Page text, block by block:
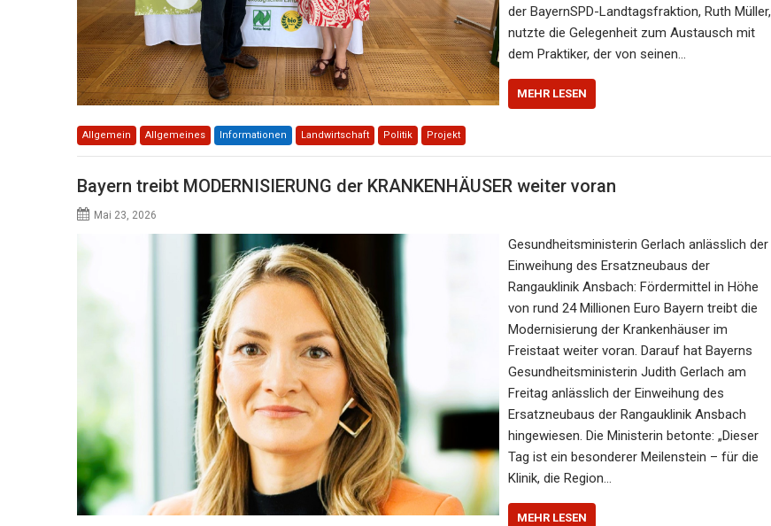
der BayernSPD-Landtagsfraktion, Ruth Müller,
nutzte die Gelegenheit zum Austausch mit
dem Praktiker, der von seinen…
MEHR LESEN
Allgemein Allgemeines Informationen Landwirtschaft Politik Projekt
Bayern treibt MODERNISIERUNG der KRANKENHÄUSER weiter voran
Mai 23, 2026
Gesundheitsministerin Gerlach anlässlich der
Einweihung des Ersatzneubaus der
Rangauklinik Ansbach: Fördermittel in Höhe
von rund 24 Millionen Euro Bayern treibt die
Modernisierung der Krankenhäuser im
Freistaat weiter voran. Darauf hat Bayerns
Gesundheitsministerin Judith Gerlach am
Freitag anlässlich der Einweihung des
Ersatzneubaus der Rangauklinik Ansbach
hingewiesen. Die Ministerin betonte: „Dieser
Tag ist ein besonderer Meilenstein – für die
Klinik, die Region…
MEHR LESEN